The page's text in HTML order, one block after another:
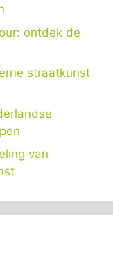
ontdek de
straatkunst
van